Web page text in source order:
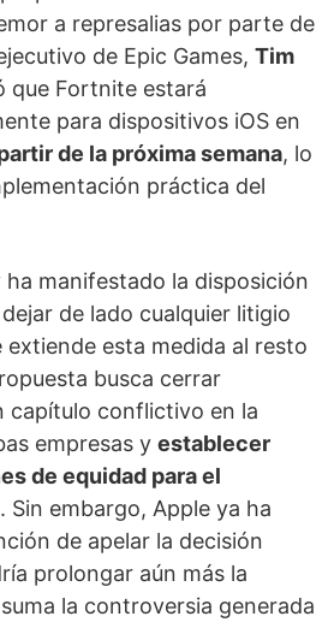
a represalias por parte de
de Epic Games, Tim
que Fortnite estará
para dispositivos iOS en
de la próxima semana, lo
práctica del
ha manifestado la disposición
de lado cualquier litigio
extiende esta medida al resto
busca cerrar
capítulo conflictivo en la
empresas y establecer
de equidad para el
. Sin embargo, Apple ya ha
de apelar la decisión
prolongar aún más la
la controversia generada